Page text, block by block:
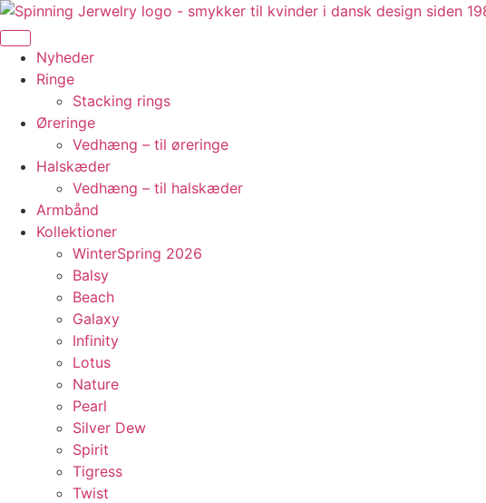
Videre
til
indholdNyheder
Ringe
Stacking rings
Øreringe
Vedhæng – til øreringe
Halskæder
Vedhæng – til halskæder
Armbånd
Kollektioner
WinterSpring 2026
Balsy
Beach
Galaxy
Infinity
Lotus
Nature
Pearl
Silver Dew
Spirit
Tigress
Twist